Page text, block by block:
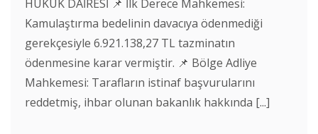
HUKUK DAİRESİ 📌 İlk Derece Mahkemesi:
Kamulaştırma bedelinin davacıya ödenmediği
gerekçesiyle 6.921.138,27 TL tazminatın
ödenmesine karar vermiştir. 📌 Bölge Adliye
Mahkemesi: Tarafların istinaf başvurularını
reddetmiş, ihbar olunan bakanlık hakkında [...]